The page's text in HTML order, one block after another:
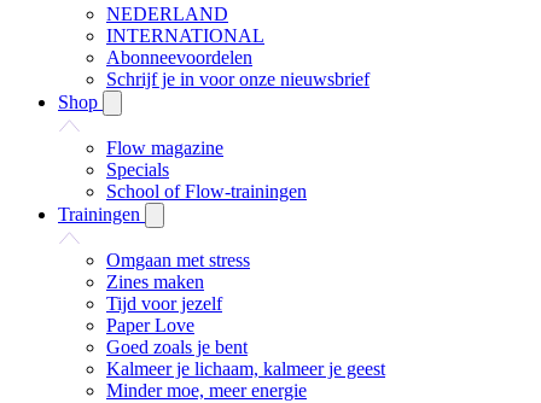
NEDERLAND
INTERNATIONAL
Abonneevoordelen
Schrijf je in voor onze nieuwsbrief
Shop
Flow magazine
Specials
School of Flow-trainingen
Trainingen
Omgaan met stress
Zines maken
Tijd voor jezelf
Paper Love
Goed zoals je bent
Kalmeer je lichaam, kalmeer je geest
Minder moe, meer energie